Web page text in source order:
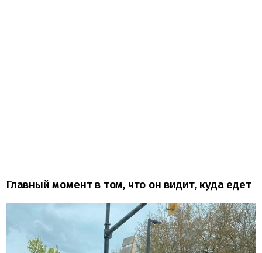
Главный момент в том, что он видит, куда едет